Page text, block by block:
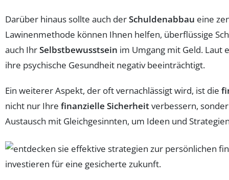
Darüber hinaus sollte auch derSchuldenabbau eine
Lawinenmethode können Ihnen helfen, überflüssige
auch IhrSelbstbewusstsein im Umgang mit Geld. Laut
ihre psychische Gesundheit negativ beeinträchtigt.
Ein weiterer Aspekt, der oft vernachlässigt wird, ist die
nicht nur Ihre finanzielle Sicherheitverbessern,
Austausch mit Gleichgesinnten, um Ideen und